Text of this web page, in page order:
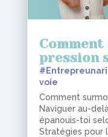
pression
voie
Comment
Naviguer au-
épanouis-toi
Stratégies pour